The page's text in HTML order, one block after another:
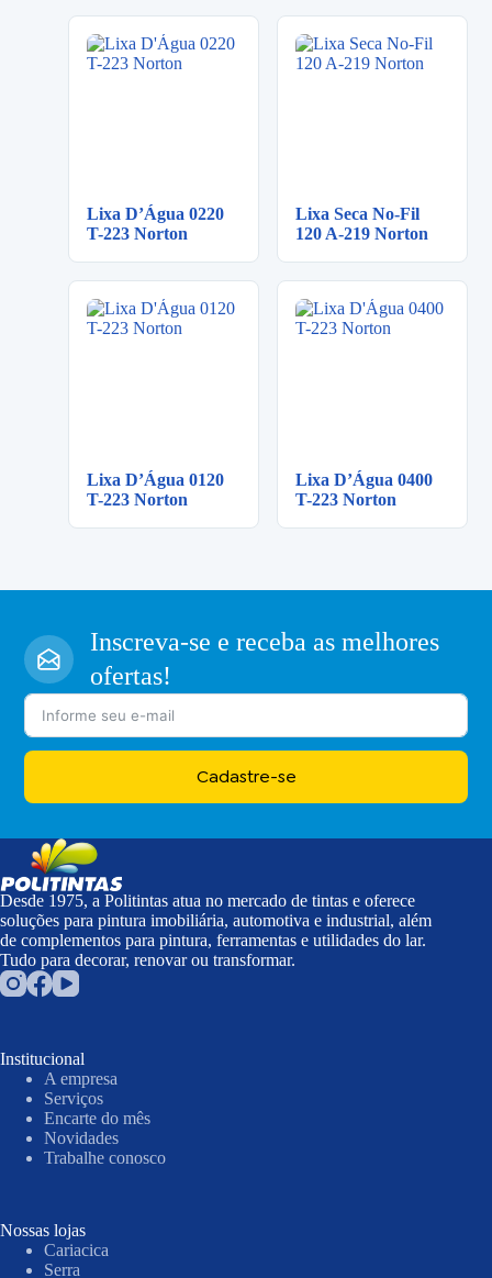
Lixa D’Água 0220
T-223 Norton
Lixa Seca No-Fil
120 A-219 Norton
Lixa D’Água 0120
T-223 Norton
Lixa D’Água 0400
T-223 Norton
Inscreva-se e receba as melhores
ofertas!
Cadastre-se
Desde 1975, a Politintas atua no mercado de tintas e oferece
soluções para pintura imobiliária, automotiva e industrial, além
de complementos para pintura, ferramentas e utilidades do lar.
Tudo para decorar, renovar ou transformar.
Institucional
A empresa
Serviços
Encarte do mês
Novidades
Trabalhe conosco
Nossas lojas
Cariacica
Serra